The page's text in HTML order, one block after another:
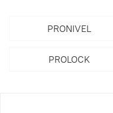
PRONIVEL
PROLOCK